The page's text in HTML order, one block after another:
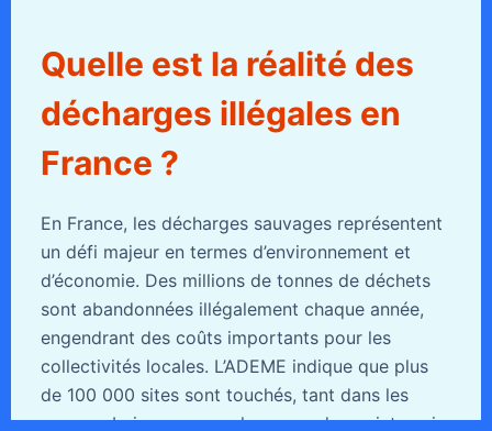
Quelle est la réalité des
décharges illégales en
France ?
En France, les décharges sauvages représentent
un défi majeur en termes d’environnement et
d’économie. Des millions de tonnes de déchets
sont abandonnées illégalement chaque année,
engendrant des coûts importants pour les
collectivités locales. L’ADEME indique que plus
de 100 000 sites sont touchés, tant dans les
zones urbaines que rurales, avec des points noirs